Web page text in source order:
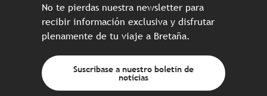
No te pierdas nuestra newsletter para
recibir información exclusiva y disfrutar
plenamente de tu viaje a Bretaña.
Suscríbase a nuestro boletín de
noticias